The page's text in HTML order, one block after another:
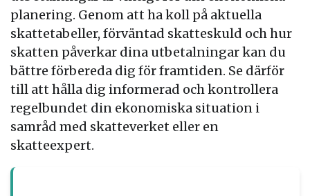
planering. Genom att ha koll på aktuella
skattetabeller, förväntad skatteskuld och hur
skatten påverkar dina utbetalningar kan du
bättre förbereda dig för framtiden. Se därför
till att hålla dig informerad och kontrollera
regelbundet din ekonomiska situation i
samråd med skatteverket eller en
skatteexpert.